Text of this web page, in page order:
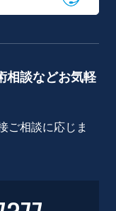
相談などお気軽
ご相談に応じま